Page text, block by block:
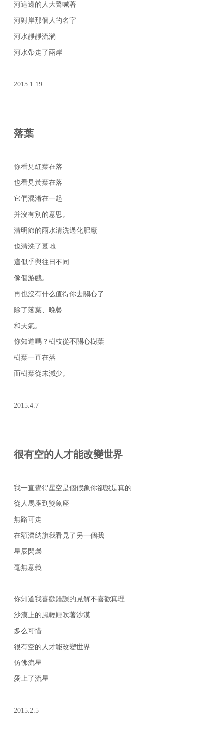
河這邊的人大聲喊著
河對岸那個人的名字
河水靜靜流淌
河水帶走了兩岸
2015.1.19
落葉
你看見紅葉在落
也看見黃葉在落
它們混淆在一起
并沒有別的意思。
清明節的雨水清洗過化肥廠
也清洗了墓地
這似乎與往日不同
像個游戲。
再也沒有什么值得你去關心了
除了落葉、晚餐
和天氣。
你知道嗎？樹枝從不關心樹葉
樹葉一直在落
而樹葉從未減少。
2015.4.7
很有空的人才能改變世界
我一直覺得星空是個假象你卻說是真的
從人馬座到雙魚座
無路可走
在額濟納旗我看見了另一個我
星辰閃爍
毫無意義
你知道我喜歡錯誤的見解不喜歡真理
沙漠上的風輕輕吹著沙漠
多么可惜
很有空的人才能改變世界
仿佛流星
愛上了流星
2015.2.5